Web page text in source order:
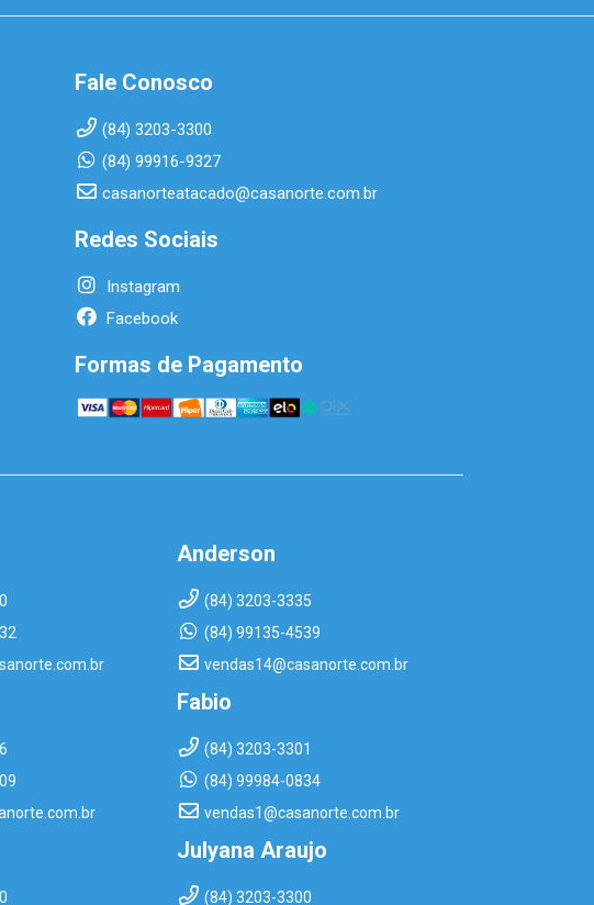
Fale Conosco
(84) 3203-3300
(84) 99916-9327
casanorteatacado@casanorte.com.br
Redes Sociais
Instagram
Facebook
Formas de Pagamento
Anderson
(84) 3203-3335
(84) 99135-4539
vendas14@casanorte.com.br
Fabio
(84) 3203-3301
(84) 99984-0834
vendas1@casanorte.com.br
Julyana Araujo
(84) 3203-3300